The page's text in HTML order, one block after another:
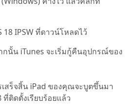
18 IPSW ที่ดาวน์โหลดไว้
กนั้น iTunes จะเริ่มกู้คืนอุปกรณ์ของ
สร็จสิ้น iPad ของคุณจะบูตขึ้นมา
ติดตั้งเรียบร้อยแล้ว